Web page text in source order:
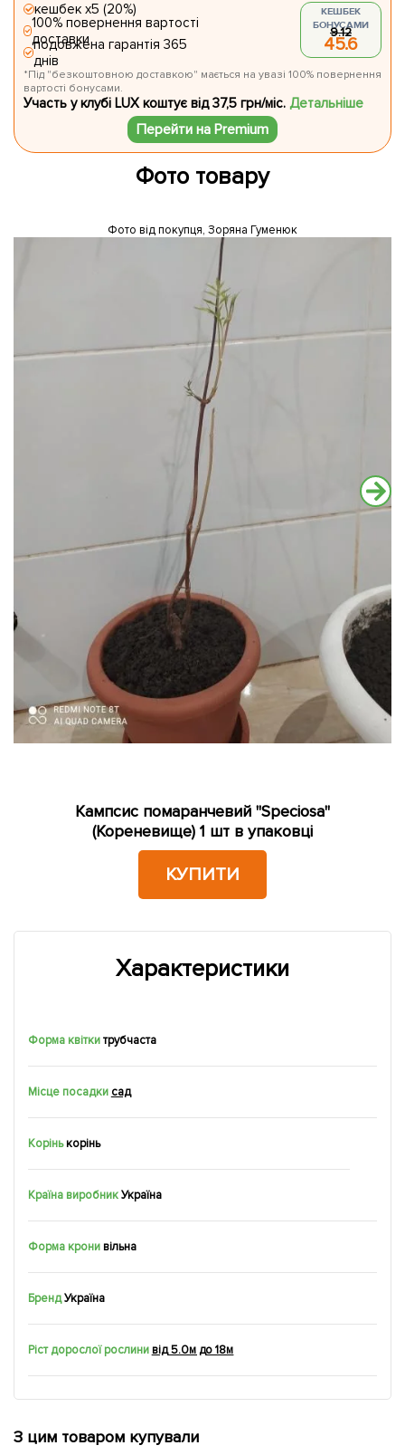
кешбек х5 (20%)
100% повернення вартості
доставки
подовжена гарантія 365
днів
КЕШБЕК
БОНУСАМИ
9.12
45.6
*Під "безкоштовною доставкою" мається на увазі 100% повернення
вартості бонусами.
Участь у клубі LUX коштує від 37,5 грн/міс.Детальніше
Перейти на Premium
Фото товару
Фото від покупця, Зоряна Гуменюк
Кампсис помаранчевий "Speciosa"
(Кореневище) 1 шт в упаковці
КУПИТИ
Характеристики
Форма квіткитрубчаста
Місце посадки сад
Корінькорiнь
Країна виробник Україна
Форма кронивільна
БрендУкраїна
Ріст дорослої рослини від 5.0м до 18м
З цим товаром купували